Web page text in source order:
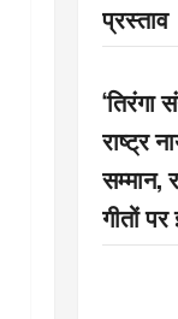
प्रस्ताव
‘तिरंगा
राष्ट्र
सम्मान,
गीतों